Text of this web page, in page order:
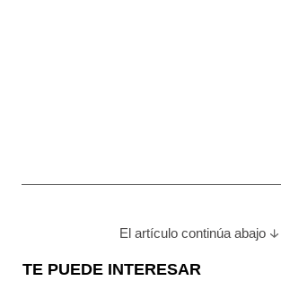
El artículo continúa abajo
TE PUEDE INTERESAR